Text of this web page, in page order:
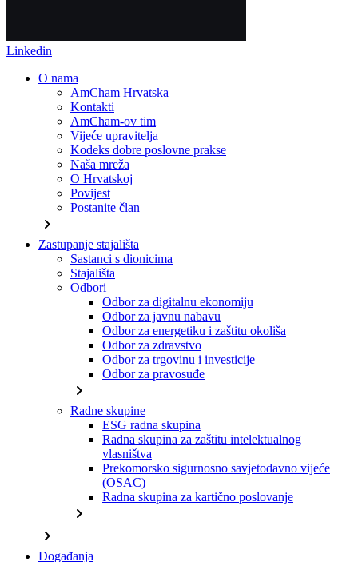
Linkedin
O nama
AmCham Hrvatska
Kontakti
AmCham-ov tim
Vijeće upravitelja
Kodeks dobre poslovne prakse
Naša mreža
O Hrvatskoj
Povijest
Postanite član
chevron_right
Zastupanje stajališta
Sastanci s dionicima
Stajališta
Odbori
Odbor za digitalnu ekonomiju
Odbor za javnu nabavu
Odbor za energetiku i zaštitu okoliša
Odbor za zdravstvo
Odbor za trgovinu i investicije
Odbor za pravosuđe
chevron_right
Radne skupine
ESG radna skupina
Radna skupina za zaštitu intelektualnog
vlasništva
Prekomorsko sigurnosno savjetodavno vijeće
(OSAC)
Radna skupina za kartično poslovanje
chevron_right
chevron_right
Događanja